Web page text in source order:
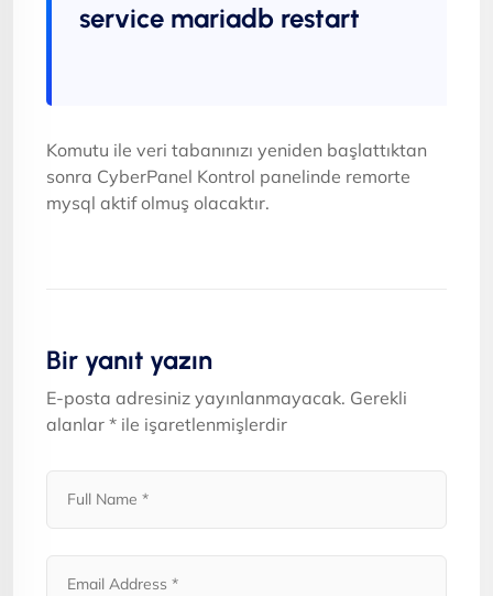
service mariadb restart
Komutu ile veri tabanınızı yeniden başlattıktan
sonra CyberPanel Kontrol panelinde remorte
mysql aktif olmuş olacaktır.
Bir yanıt yazın
E-posta adresiniz yayınlanmayacak. Gerekli
alanlar * ile işaretlenmişlerdir